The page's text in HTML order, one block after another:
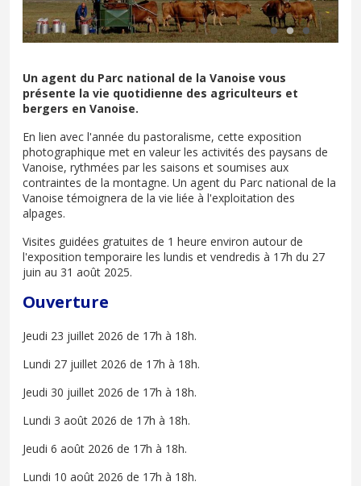
Un agent du Parc national de la Vanoise vous
présente la vie quotidienne des agriculteurs et
bergers en Vanoise.
En lien avec l'année du pastoralisme, cette exposition
photographique met en valeur les activités des paysans de
Vanoise, rythmées par les saisons et soumises aux
contraintes de la montagne. Un agent du Parc national de la
Vanoise témoignera de la vie liée à l'exploitation des
alpages.
Visites guidées gratuites de 1 heure environ autour de
l'exposition temporaire les lundis et vendredis à 17h du 27
juin au 31 août 2025.
Ouverture
Jeudi 23 juillet 2026 de 17h à 18h.
Lundi 27 juillet 2026 de 17h à 18h.
Jeudi 30 juillet 2026 de 17h à 18h.
Lundi 3 août 2026 de 17h à 18h.
Jeudi 6 août 2026 de 17h à 18h.
Lundi 10 août 2026 de 17h à 18h.